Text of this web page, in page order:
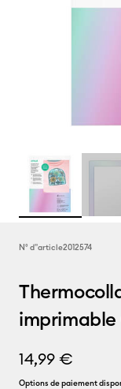
N° d''article2012574
imprimable
14,99 €
Options de paiement